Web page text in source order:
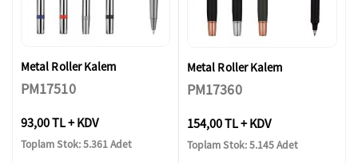
Metal Roller Kalem
PM17510
93,00 TL + KDV
Toplam Stok: 5.361 Adet
Metal Roller Kalem
PM17360
154,00 TL + KDV
Toplam Stok: 5.145 Adet